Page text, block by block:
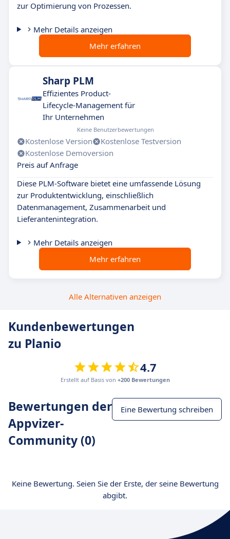
zur Optimierung von Prozessen.
Mehr Details anzeigen
Mehr erfahren
Sharp PLM
Effizientes Product-
Lifecycle-Management für
Ihr Unternehmen
Keine Benutzerbewertungen
Kostenlose Version
Kostenlose Testversion
Kostenlose Demoversion
Preis auf Anfrage
Diese PLM-Software bietet eine umfassende Lösung
zur Produktentwicklung, einschließlich
Datenmanagement, Zusammenarbeit und
Lieferantenintegration.
Mehr Details anzeigen
Mehr erfahren
Alle Alternativen anzeigen
Kundenbewertungen
zu Planio
4.7
Erstellt auf Basis von +200 Bewertungen
Bewertungen der
Appvizer-
Community (0)
Eine Bewertung schreiben
Keine Bewertung. Seien Sie der Erste, der seine Bewertung
abgibt.